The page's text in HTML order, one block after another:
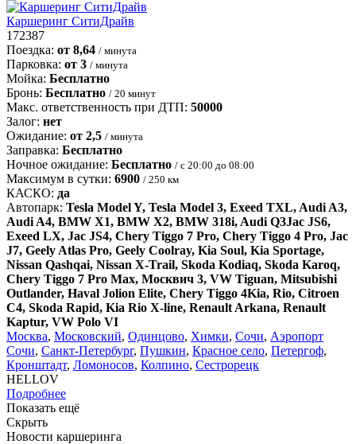
Каршеринг СитиДрайв
172387
Поездка: от 8,64 / минута
Парковка: от 3 / минута
Мойка: Бесплатно
Бронь: Бесплатно / 20 минут
Макс. ответственность при ДТП: 50000
Залог: нет
Ожидание: от 2,5 / минута
Заправка: Бесплатно
Ночное ожидание: Бесплатно / с 20:00 до 08:00
Максимум в сутки: 6900 / 250 км
КАСКО: да
Автопарк: Tesla Model Y, Tesla Model 3, Exeed TXL, Audi A3,
Audi A4, BMW X1, BMW X2, BMW 318i, Audi Q3Jac JS6,
Exeed LX, Jac JS4, Chery Tiggo 7 Pro, Chery Tiggo 4 Pro, Jac
J7, Geely Atlas Pro, Geely Coolray, Kia Soul, Kia Sportage,
Nissan Qashqai, Nissan X-Trail, Skoda Kodiaq, Skoda Karoq,
Chery Tiggo 7 Pro Max, Москвич 3, VW Tiguan, Mitsubishi
Outlander, Haval Jolion Elite, Chery Tiggo 4Kia, Rio, Citroen
C4, Skoda Rapid, Kia Rio X-line, Renault Arkana, Renault
Kaptur, VW Polo VI
Москва, Московский, Одинцово, Химки, Сочи, Аэропорт
Сочи, Санкт-Петербург, Пушкин, Красное село, Петергоф,
Кронштадт, Ломоносов, Колпино, Сестрорецк
HELLOV
Подробнее
Показать ещё
Скрыть
Новости каршеринга